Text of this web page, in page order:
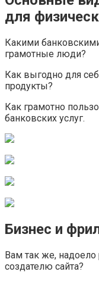
для
Какими
грамотные люди?
Как выгодно для
продукты?
Как грамотно
банковских услуг.
Бизнес и
Вам так же, надоело
создателю сайта?